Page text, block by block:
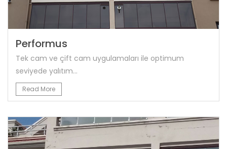
Performus
Tek cam ve çift cam uygulamaları ile optimum
seviyede yalıtım...
Read More